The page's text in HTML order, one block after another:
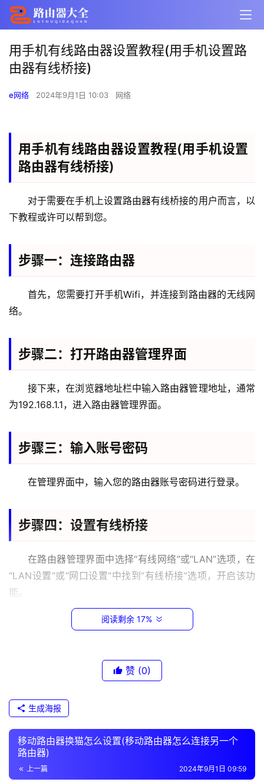
1
1
1
.
1
用手机有线路由器设置教程(用手机设置路
由器有线桥接)
e网络 2024年9月1日 10:03 网络
用手机有线路由器设置教程(用手机设置
路由器有线桥接)
对于需要在手机上设置路由器有线桥接的用户而言，以
下教程或许可以帮到您。
步骤一：连接路由器
首先，您需要打开手机Wifi，并连接到路由器的无线网
络。
步骤二：打开路由器管理界面
接下来，在浏览器地址栏中输入路由器管理地址，通常
为192.168.1.1，进入路由器管理界面。
步骤三：输入账号密码
在管理界面中，输入您的路由器账号密码进行登录。
步骤四：设置有线桥接
在路由器管理界面中选择“有线网络”或“LAN”选项，在
“LAN设置”或“网口设置”中找到“有线桥接”选项，开启该功
能。
步骤五：保存设置并重启路由器
设置完成后，记得保存设置并重启路由器，等待路由器
以上就是用手机设置路由器有线桥接的教程，希望对您
有所帮助。
阅读剩余 17%
原创文章，作者：e网络，如若转载，请注明出处：
赞 (0)
生成海报
移动路由器换猫怎么设置(移动路由器怎么连接另一个
路由器)
上一篇 2024年9月1日 09:59